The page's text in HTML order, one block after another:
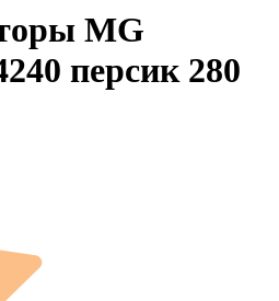
MG
персик 280